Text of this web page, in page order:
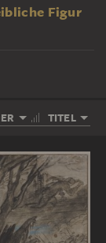
Figur
TITEL